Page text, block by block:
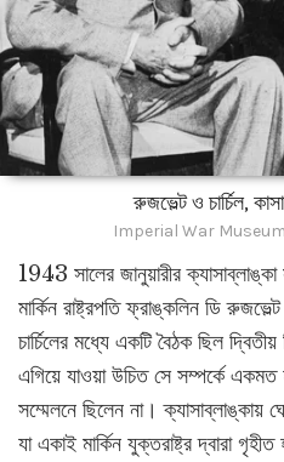
রুজভেল্ট ও চার্চিল,
Imperial War
1943 সালের জানুয়ারীর
মার্কিন রাষ্ট্রপতি ফ্রাঙ্কলিন ডি
চার্চিলের মধ্যে একটি বৈঠক ছিল
এগিয়ে যাওয়া উচিত সে সম্পর্কে
সম্মেলনে ছিলেন না। ক্যাসাব্লাঙ্কায়
যা একাই মার্কিন যুক্তরাষ্ট্র দ্বারা